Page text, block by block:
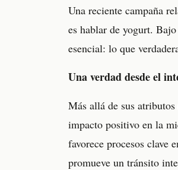
Una reciente campaña
es hablar de yogurt.
esencial: lo que
Una verdad desde el
Más allá de sus
impacto positivo en la
favorece procesos clave
promueve un tránsito